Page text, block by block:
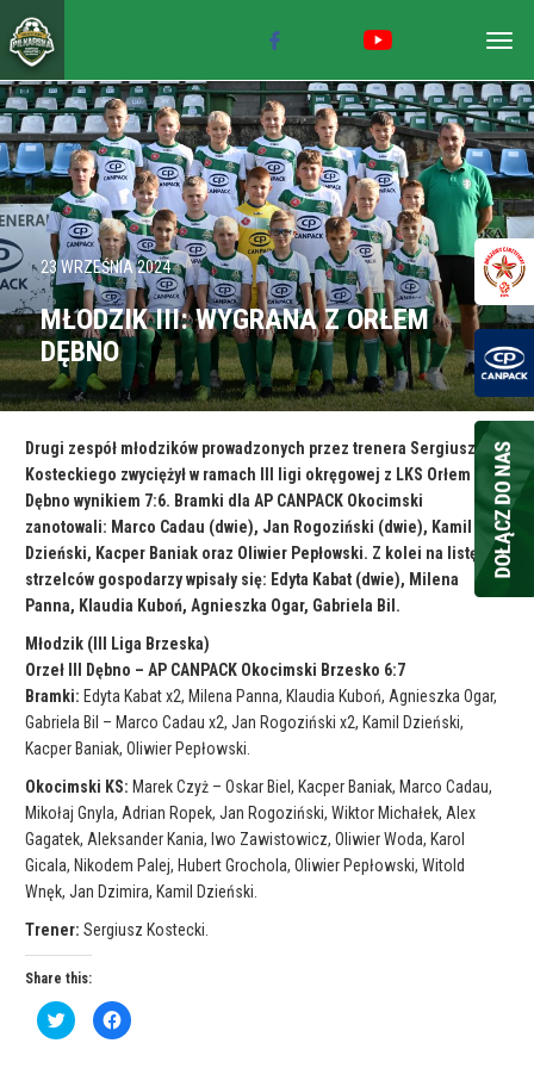
23 WRZEŚNIA 2024
MŁODZIK III: WYGRANA Z ORŁEM
DĘBNO
Drugi zespół młodzików prowadzonych przez trenera Sergiusza
Kosteckiego zwyciężył w ramach III ligi okręgowej z LKS Orłem
Dębno wynikiem 7:6. Bramki dla AP CANPACK Okocimski
zanotowali: Marco Cadau (dwie), Jan Rogoziński (dwie), Kamil
Dzieński, Kacper Baniak oraz Oliwier Pepłowski. Z kolei na listę
strzelców gospodarzy wpisały się: Edyta Kabat (dwie), Milena
Panna, Klaudia Kuboń, Agnieszka Ogar, Gabriela Bil.
Młodzik (III Liga Brzeska)
Orzeł III Dębno – AP CANPACK Okocimski Brzesko 6:7
Bramki: Edyta Kabat x2, Milena Panna, Klaudia Kuboń, Agnieszka Ogar,
Gabriela Bil – Marco Cadau x2, Jan Rogoziński x2, Kamil Dzieński,
Kacper Baniak, Oliwier Pepłowski.
Okocimski KS: Marek Czyż – Oskar Biel, Kacper Baniak, Marco Cadau,
Mikołaj Gnyla, Adrian Ropek, Jan Rogoziński, Wiktor Michałek, Alex
Gagatek, Aleksander Kania, Iwo Zawistowicz, Oliwier Woda, Karol
Gicala, Nikodem Palej, Hubert Grochola, Oliwier Pepłowski, Witold
Wnęk, Jan Dzimira, Kamil Dzieński.
Trener: Sergiusz Kostecki.
Share this:
C
l
C
l